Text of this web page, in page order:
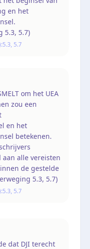
en het
5.3, 5.7)
5.3, 5.7
om het UEA
zou een
en het
betekenen.
alle vereisten
de gestelde
5.3, 5.7)
5.3, 5.7
dat DJI terecht